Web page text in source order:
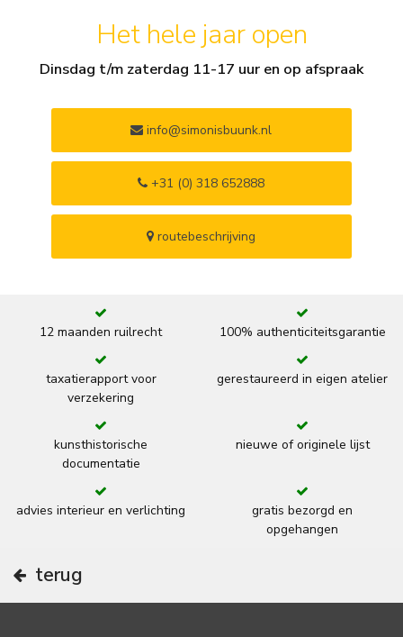
Het hele jaar open
Dinsdag t/m zaterdag 11-17 uur en op afspraak
info@simonisbuunk.nl
+31 (0) 318 652888
routebeschrijving
12 maanden ruilrecht 100% authenticiteitsgarantie
taxatierapport voor
verzekering
gerestaureerd in eigen atelier
kunsthistorische
documentatie
nieuwe of originele lijst
advies interieur en verlichting
gratis bezorgd en
opgehangen
terug